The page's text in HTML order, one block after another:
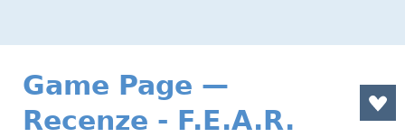
Game Page —
Recenze - F.E.A.R.